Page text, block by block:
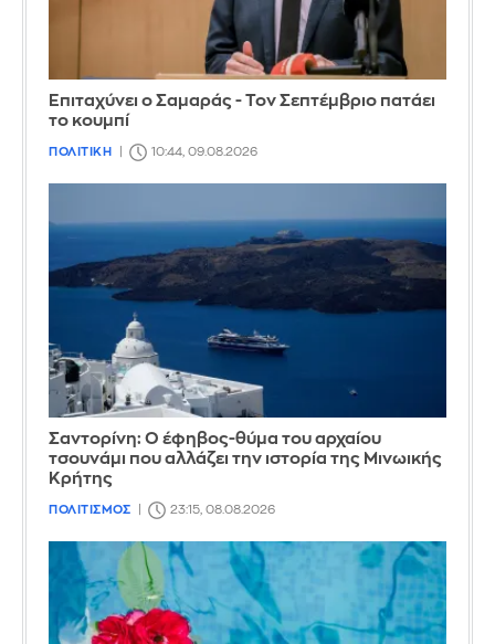
Επιταχύνει ο Σαμαράς - Τον Σεπτέμβριο πατάει
το κουμπί
ΠΟΛΙΤΙΚΗ 10:44, 09.08.2026
Σαντορίνη: Ο έφηβος-θύμα του αρχαίου
τσουνάμι που αλλάζει την ιστορία της Μινωικής
Κρήτης
ΠΟΛΙΤΙΣΜΟΣ 23:15, 08.08.2026